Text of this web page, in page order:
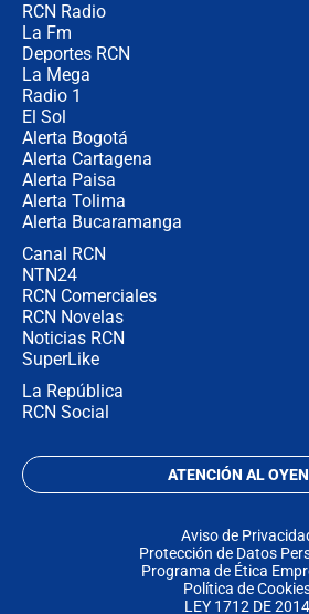
RCN Radio
La Fm
Deportes RCN
La Mega
Radio 1
El Sol
Alerta Bogotá
Alerta Cartagena
Alerta Paisa
Alerta Tolima
Alerta Bucaramanga
Canal RCN
NTN24
RCN Comerciales
RCN Novelas
Noticias RCN
SuperLike
La República
RCN Social
ATENCIÓN AL
Aviso de
Protección de Datos
Programa de Ética
Política de
LEY 1712 DE 2014